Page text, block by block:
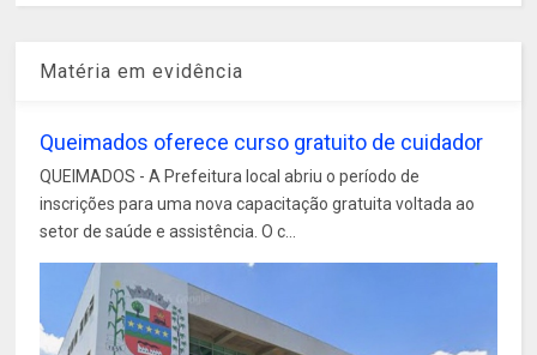
Matéria em evidência
Queimados oferece curso gratuito de cuidador
QUEIMADOS - A Prefeitura local abriu o período de
inscrições para uma nova capacitação gratuita voltada ao
setor de saúde e assistência. O c...